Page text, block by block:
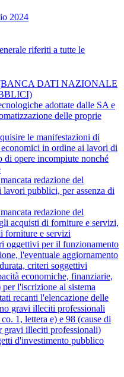
2024
riferiti a tutte le
DATI NAZIONALE
adottate dalle SA e
delle proprie
le manifestazioni di
in ordine ai lavori di
di opere incompiute nonché
redazione del
lavori pubblici, per assenza di
redazione del
acquisti di forniture e servizi,
forniture e servizi
oggettivi per il funzionamento
l'eventuale aggiornamento
criteri soggettivi
economiche, finanziarie,
l'iscrizione al sistema
recanti l'elencazione delle
gravi illeciti professionali
1, lettera e) e 98 (cause di
gravi illeciti professionali)
d'investimento pubblico